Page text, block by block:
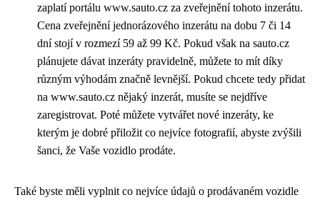
zaplatí portálu www.sauto.cz za zveřejnění tohoto inzerátu.
Cena zveřejnění jednorázového inzerátu na dobu 7 či 14
dní stojí v rozmezí 59 až 99 Kč. Pokud však na sauto.cz
plánujete dávat inzeráty pravidelně, můžete to mít díky
různým výhodám značně levnější. Pokud chcete tedy přidat
na www.sauto.cz nějaký inzerát, musíte se nejdříve
zaregistrovat. Poté můžete vytvářet nové inzeráty, ke
kterým je dobré přiložit co nejvíce fotografií, abyste zvýšili
šanci, že Vaše vozidlo prodáte.
Také byste měli vyplnit co nejvíce údajů o prodávaném vozidle